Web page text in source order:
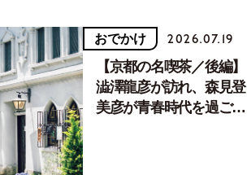
おでかけ 2026.07.19
【京都の名喫茶／後編】
澁澤龍彦が訪れ、森見登
美彦が青春時代を過ごし